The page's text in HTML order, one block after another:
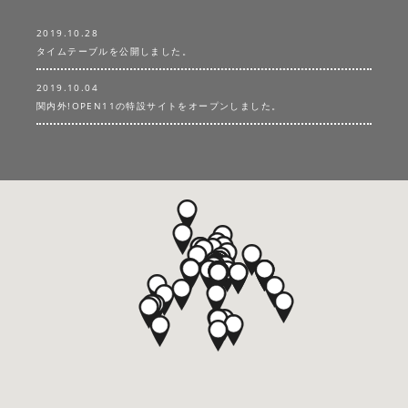
2019.10.28
タイムテーブルを公開しました。
2019.10.04
関内外!OPEN11の特設サイトをオープンしました。